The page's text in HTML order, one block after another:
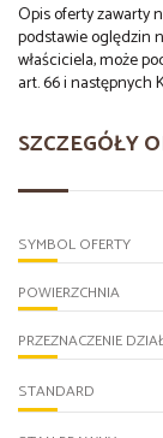
Opis oferty zawarty
podstawie oględzin
właściciela, może
art. 66 i następnych
SZCZEGÓŁY
SYMBOL OFERTY
POWIERZCHNIA
PRZEZNACZENIE
STANDARD